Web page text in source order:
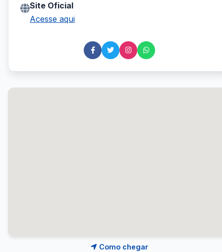
Site Oficial
Acesse aqui
Como chegar